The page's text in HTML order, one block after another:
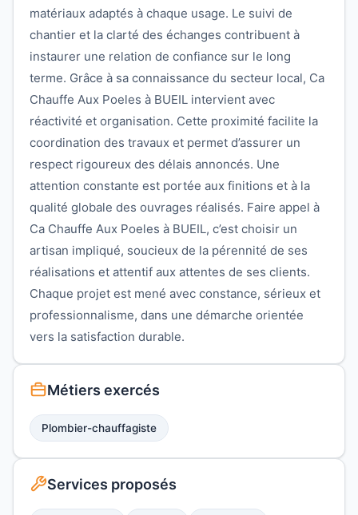
matériaux adaptés à chaque usage. Le suivi de
chantier et la clarté des échanges contribuent à
instaurer une relation de confiance sur le long
terme. Grâce à sa connaissance du secteur local, Ca
Chauffe Aux Poeles à BUEIL intervient avec
réactivité et organisation. Cette proximité facilite la
coordination des travaux et permet d’assurer un
respect rigoureux des délais annoncés. Une
attention constante est portée aux finitions et à la
qualité globale des ouvrages réalisés. Faire appel à
Ca Chauffe Aux Poeles à BUEIL, c’est choisir un
artisan impliqué, soucieux de la pérennité de ses
réalisations et attentif aux attentes de ses clients.
Chaque projet est mené avec constance, sérieux et
professionnalisme, dans une démarche orientée
vers la satisfaction durable.
Métiers exercés
Plombier-chauffagiste
Services proposés